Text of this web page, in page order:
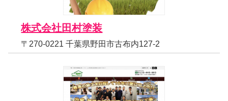
株式会社田村塗装
〒270-0221 千葉県野田市古布内127-2